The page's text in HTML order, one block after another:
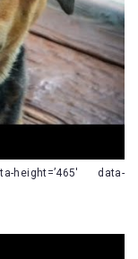
data-